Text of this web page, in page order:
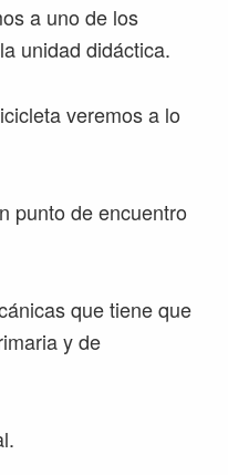
a uno de los
unidad didáctica.
veremos a lo
punto de encuentro
que tiene que
y de